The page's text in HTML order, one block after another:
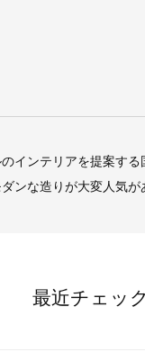
インテリアを提案す
ンな造りが大変人気が
最近チェッ